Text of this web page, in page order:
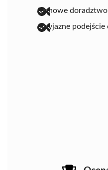
fachowe doradztwo
przyjazne podejście